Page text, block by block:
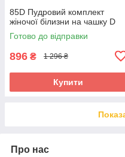
85D Пудровий комплект
жіночої білизни на чашку D
Готово до відправки
896 ₴ 1 296 ₴
Купити
Про нас